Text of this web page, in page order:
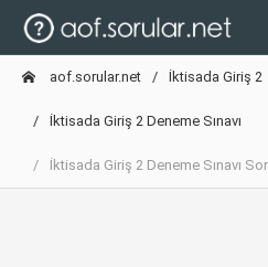
aof.sorular.net İktisada Giriş 2
İktisada Giriş 2 Deneme Sınavı
İktisada Giriş 2 Deneme Sınavı